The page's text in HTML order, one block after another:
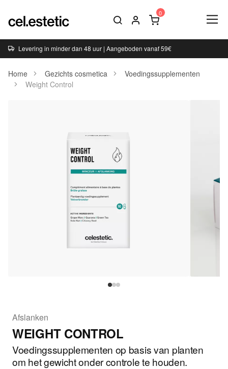
Levering in minder dan 48 uur | Aangeboden vanaf 59€
Home Gezichts cosmetica
Voedingssupplementen
Weight Control
Afslanken
WEIGHT CONTROL
Voedingssupplementen op basis van planten
om het gewicht onder controle te houden.